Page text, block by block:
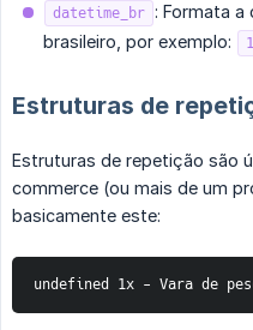
datetime_br : Formata
brasileiro, por exemplo:
Estruturas de
Estruturas de repetição são
commerce (ou mais de um
basicamente este:
undefined 1x - Vara de